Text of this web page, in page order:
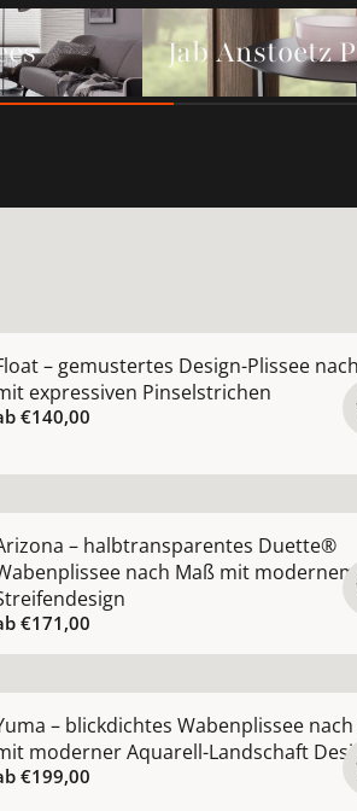
Jab Anstoetz Plissees
Jab Anstoetz
– gemustertes Design-Plissee
expressiven Pinselstrichen
€140,00
– halbtransparentes Duette®
nach Maß mit modernem
€171,00
– blickdichtes Wabenplissee
moderner Aquarell-Landschaft
€199,00